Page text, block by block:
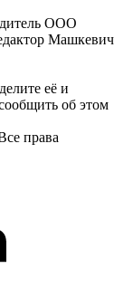
ООО
Машкевич
её и
об этом
права